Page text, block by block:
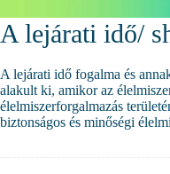
A lejárati idő/
A lejárati idő fogalma és
alakult ki, amikor az
élelmiszerforgalmazás
biztonságos és minőségi